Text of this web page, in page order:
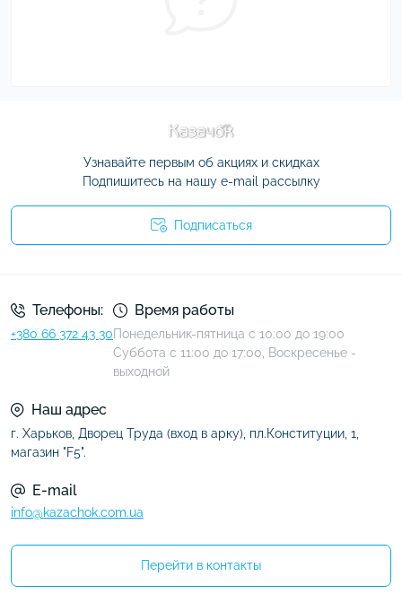
Узнавайте первым об акциях и скидках
Подпишитесь на нашу e-mail рассылку
Подписаться
Телефоны:
+380 66 372 43 30
Время работы
Понедельник-пятница с 10:00 до 19:00
Суббота с 11:00 до 17:00, Воскресенье -
выходной
Наш адрес
г. Харьков, Дворец Труда (вход в арку), пл.Конституции, 1,
магазин "F5".
E-mail
info@kazachok.com.ua
Перейти в контакты